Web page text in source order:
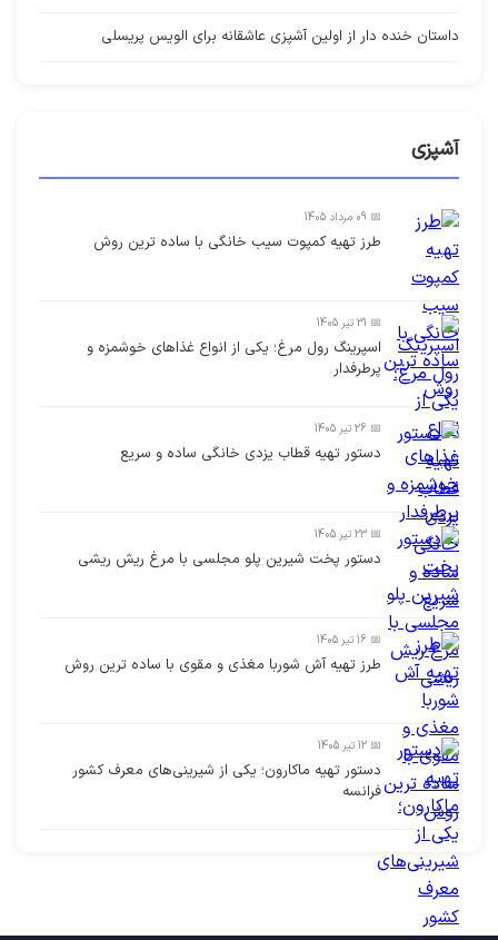
داستان خنده دار از اولین آشپزی عاشقانه برای الویس پریسلی
آشپزی
📅 09 مرداد 1405
طرز تهیه کمپوت سیب خانگی با ساده ترین روش
📅 31 تیر 1405
اسپرینگ رول مرغ؛ یکی از انواع غذاهای خوشمزه و
پرطرفدار
📅 26 تیر 1405
دستور تهیه قطاب یزدی خانگی ساده و سریع
📅 23 تیر 1405
دستور پخت شیرین پلو مجلسی با مرغ ریش ریشی
📅 16 تیر 1405
طرز تهیه آش شوربا مغذی و مقوی با ساده ترین روش
📅 12 تیر 1405
دستور تهیه ماکارون؛ یکی از شیرینی‌های معرف کشور
فرانسه